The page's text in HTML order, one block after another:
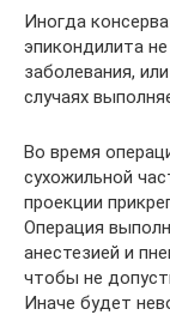
Иногда
эпикондилита
заболевания,
случаях
Во время
сухожильной
проекции
Операция
анестезией и
чтобы не
Иначе будет